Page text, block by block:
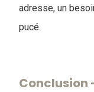
adresse, un
pucé.
Conclusion